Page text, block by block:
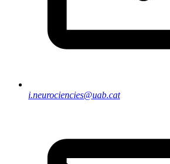
i.neurociencies@uab.cat